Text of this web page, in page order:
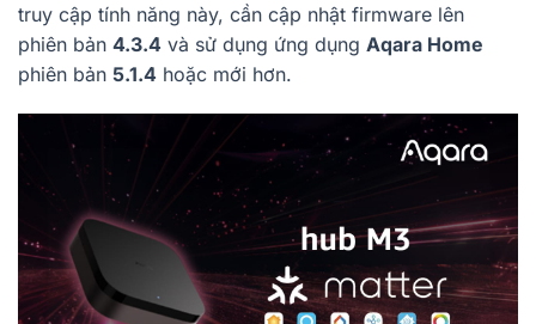
truy cập tính năng này, cần cập nhật firmware lên
phiên bản 4.3.4 và sử dụng ứng dụng Aqara Home
phiên bản 5.1.4 hoặc mới hơn.